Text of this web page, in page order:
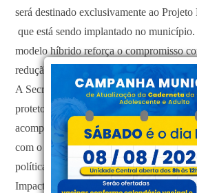
será destinado exclusivamente ao
que está sendo implantado no
modelo híbrido reforça o compromisso
redução de custos de manutenção para a
​A Secretária de Assistência Social, Rosa
protetora da causa animal, Vânia Costa,
acompanharam a entrega e reforçaram a
com o gabinete do parlamentar para o
políticas públicas na região sul do estado.
​Impacto na Comunidade